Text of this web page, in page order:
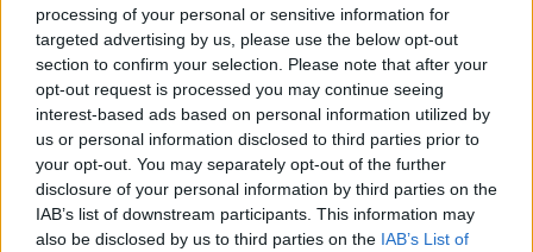
processing of your personal or sensitive information for
targeted advertising by us, please use the below opt-out
section to confirm your selection. Please note that after your
opt-out request is processed you may continue seeing
interest-based ads based on personal information utilized by
us or personal information disclosed to third parties prior to
your opt-out. You may separately opt-out of the further
disclosure of your personal information by third parties on the
IAB’s list of downstream participants. This information may
also be disclosed by us to third parties on the IAB’s List of
A NATO-főtitkár felszólította Magyarországot, hogy lépjen
LMP: MIHAMARABB RATIFIKÁLNI KELL A SVÉD
NATO-CSATLAKOZÁST
2023. július. 31. 17:14
Csárdi Antal, a párt frakcióvezető-helyettese arról beszélt:
nincs rá józan indok, miért gátolja a kormányoldal a svéd
belépést.
HENDE CSABA: NEM ÉRTEM A KÉRDÉST!
2023. március. 08. 16:35